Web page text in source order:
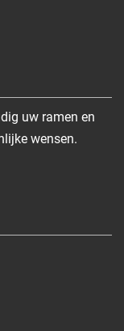
uw ramen en
wensen.